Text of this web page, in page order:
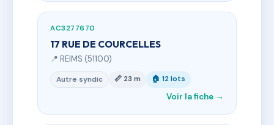
AC3277670
17 RUE DE COURCELLES
📍 REIMS (51100)
Autre syndic 📏 23 m 🏠 12 lots
Voir la fiche →